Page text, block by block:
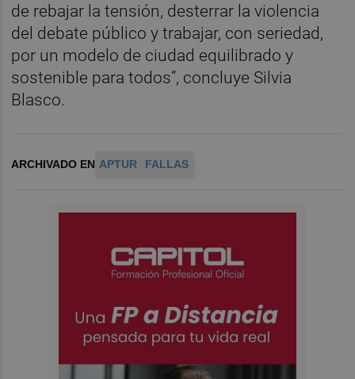
de rebajar la tensión, desterrar la violencia
del debate público y trabajar, con seriedad,
por un modelo de ciudad equilibrado y
sostenible para todos”, concluye Silvia
Blasco.
ARCHIVADO EN APTUR FALLAS